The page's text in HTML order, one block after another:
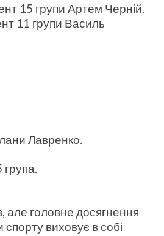
15 групи Артем Черній.
11 групи Василь
Лавренко.
але головне досягнення
виховує в собі